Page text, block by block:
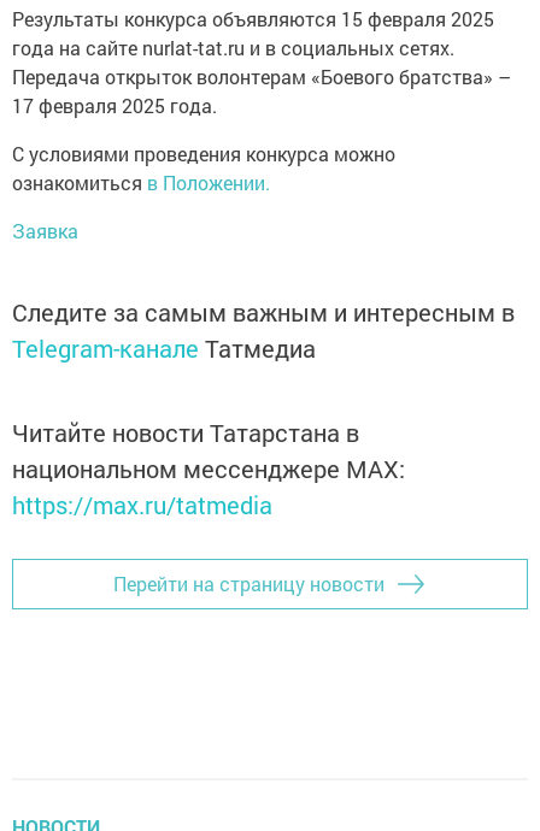
Результаты конкурса объявляются 15 февраля 2025
года на сайте nurlat-tat.ru и в социальных сетях.
Передача открыток волонтерам «Боевого братства» –
17 февраля 2025 года.
С условиями проведения конкурса можно
ознакомиться в Положении.
Заявка
Следите за самым важным и интересным в
Telegram-канале Татмедиа
Читайте новости Татарстана в
национальном мессенджере MАХ:
https://max.ru/tatmedia
Перейти на страницу новости